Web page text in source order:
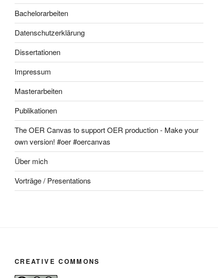
Bachelorarbeiten
Datenschutzerklärung
Dissertationen
Impressum
Masterarbeiten
Publikationen
The OER Canvas to support OER production - Make your
own version! #oer #oercanvas
Über mich
Vorträge / Presentations
CREATIVE COMMONS